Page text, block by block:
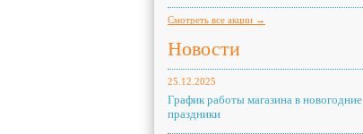
Смотреть все акции →
Новости
25.12.2025
График работы магазина в новогодние
праздники